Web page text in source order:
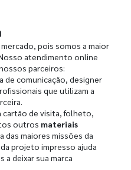
pois somos a maior
atendimento online
parceiros:
de comunicação, designer
que utilizam a
cartão de visita, folheto,
outros materiais
das maiores missões da
projeto impresso ajuda
a deixar sua marca